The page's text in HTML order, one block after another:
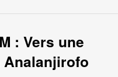
: Vers une
Analanjirofo